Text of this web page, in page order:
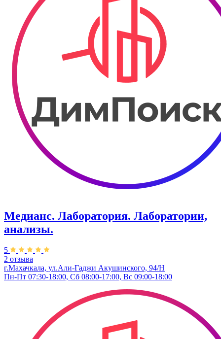
Медианс. Лаборатория. Лаборатории,
анализы.
5
2 отзыва
г.Махачкала, ул.Али-Гаджи Акушинского, 94/Н
Пн-Пт 07:30-18:00, Сб 08:00-17:00, Вс 09:00-18:00